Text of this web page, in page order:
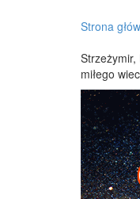
Strona
Strzeżymir,
miłego